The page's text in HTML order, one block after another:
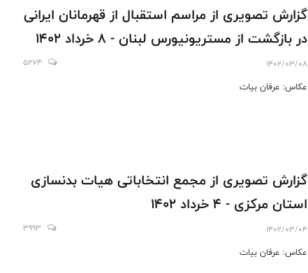
گزارش تصویری از مراسم استقبال از قهرمانان ایرانی
در بازگشت از مستریونیورس لبنان - 8 خرداد 1402
1402/03/08
5274
عکاس: عرفان بیات
گزارش تصويرى از مجمع انتخاباتى هيات بدنسازى
استان مركزى - ٤ خرداد ١٤٠٢
1402/03/04
3993
عكاس: عرفان بيات